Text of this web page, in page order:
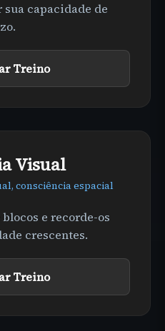
capacidade de
Treino
Visual
consciência espacial
e recorde-os
crescentes.
Treino